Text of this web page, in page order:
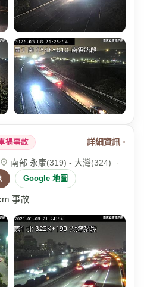
禍事故 詳細資訊 ›
南部 永康(319) - 大灣(324)
·
Google 地圖
事故